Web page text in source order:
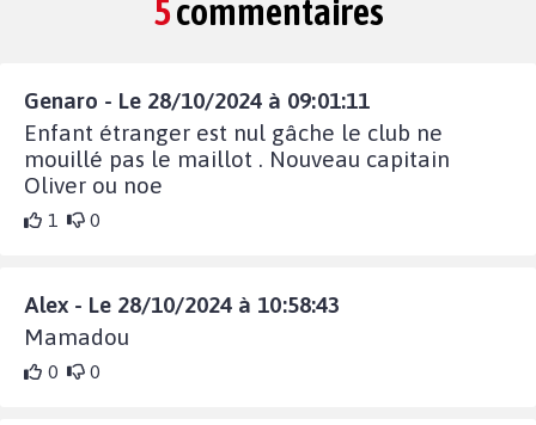
5commentaires
Genaro - Le 28/10/2024 à 09:01:11
Enfant étranger est nul gâche le club ne
mouillé pas le maillot . Nouveau capitain
Oliver ou noe
1 0
Alex - Le 28/10/2024 à 10:58:43
Mamadou
0 0